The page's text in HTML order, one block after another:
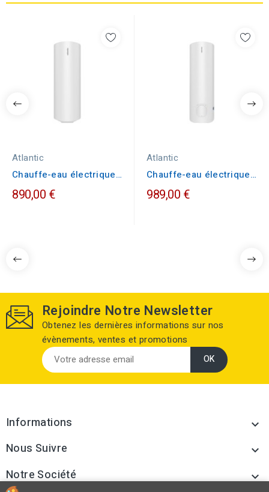
Atlantic
Chauffe-eau électrique
Atlantic CHAUFFEO...
890,00 €
Atlantic
Chauffe-eau électrique
Atlantic CHAUFFEO...
989,00 €
Rejoindre Notre Newsletter
Obtenez les dernières informations sur nos
évènements, ventes et promotions
Informations 
Nous Suivre 
Notre Société 